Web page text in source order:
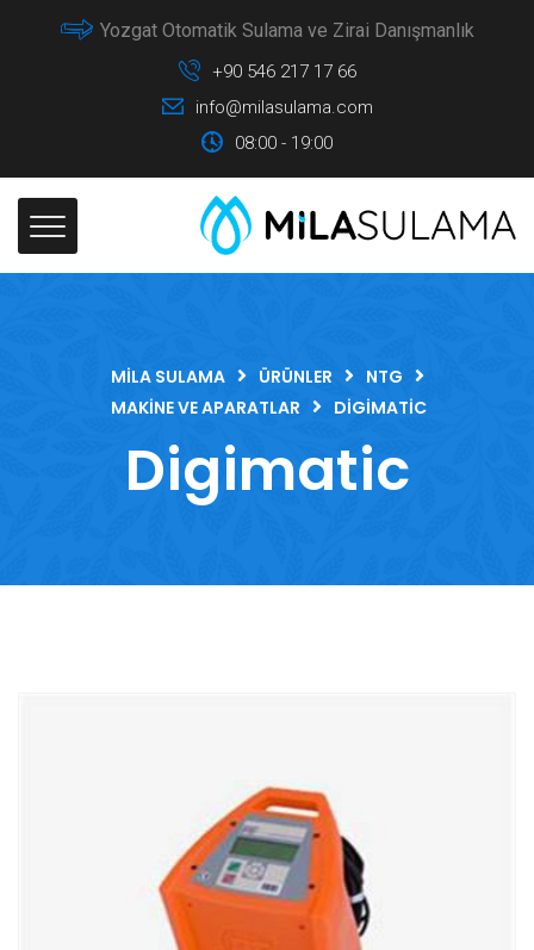
Yozgat Otomatik Sulama ve Zirai Danışmanlık
+90 546 217 17 66
info@milasulama.com
08:00 - 19:00
MILA SULAMA ÜRÜNLER
NTG
MAKINE VE APARATLAR
DIGIMATIC
Digimatic